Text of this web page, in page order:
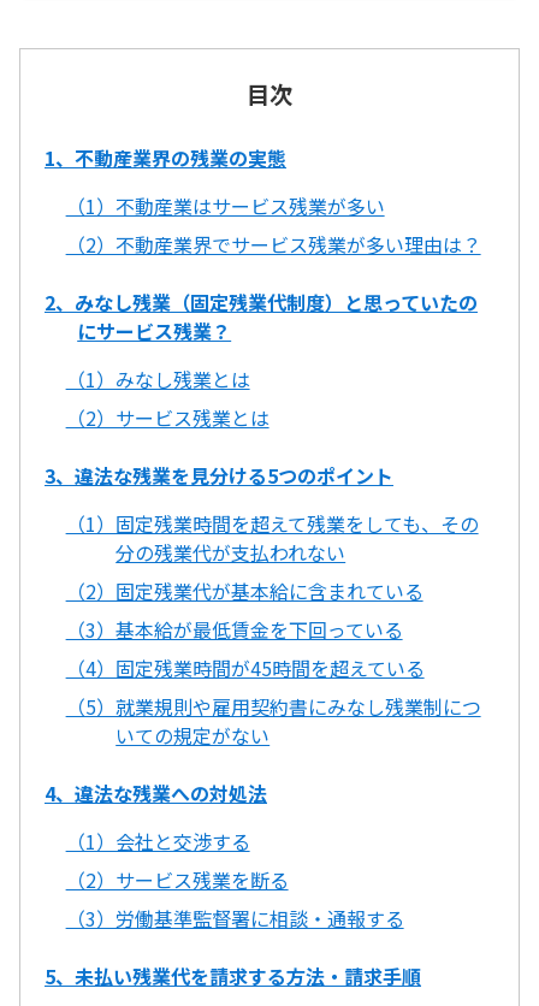
目次
1、不動産業界の残業の実態
（1）不動産業はサービス残業が多い
（2）不動産業界でサービス残業が多い理由は？
2、みなし残業（固定残業代制度）と思っていたの
にサービス残業？
（1）みなし残業とは
（2）サービス残業とは
3、違法な残業を見分ける5つのポイント
（1）固定残業時間を超えて残業をしても、その
分の残業代が支払われない
（2）固定残業代が基本給に含まれている
（3）基本給が最低賃金を下回っている
（4）固定残業時間が45時間を超えている
（5）就業規則や雇用契約書にみなし残業制につ
いての規定がない
4、違法な残業への対処法
（1）会社と交渉する
（2）サービス残業を断る
（3）労働基準監督署に相談・通報する
5、未払い残業代を請求する方法・請求手順